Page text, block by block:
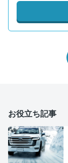
お役立ち記事